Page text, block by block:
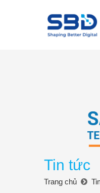
Tin tức
Trang chủ